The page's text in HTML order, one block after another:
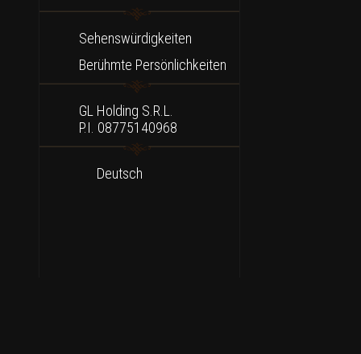
Sehenswürdigkeiten
Berühmte Persönlichkeiten
GL Holding S.r.l.
P.I. 08775140968
Deutsch